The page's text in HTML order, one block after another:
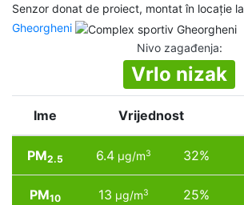
Senzor donat de proiect, montat în locație la
Gheorgheni
Nivo zagađenja:
Vrlo nizak
Ime Vrijednost
PM2.5 6.4 µg/m3 32%
PM10 13 µg/m3 25%